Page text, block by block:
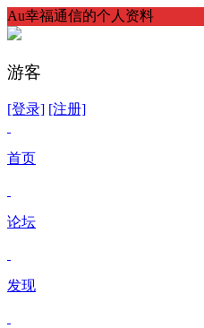
Au幸福通信的个人资料
游客
[登录] [注册]
首页
论坛
发现